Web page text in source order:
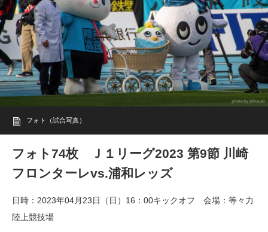
フォト（試合写真）
フォト74枚 Ｊ１リーグ2023 第9節 川崎
フロンターレvs.浦和レッズ
日時：2023年04月23日（日）16：00キックオフ 会場：等々力
陸上競技場